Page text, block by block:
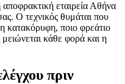
εταιρεία Αθήνα
Ο τεχνικός θυμάται που
κατακόρυφη, ποιο φρεάτιο
κάθε φορά και η
πριν